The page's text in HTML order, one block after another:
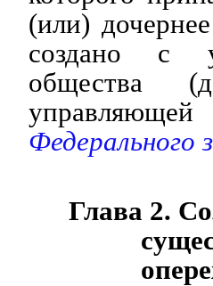
(или)
создано с
общества
Федерального
Глава 2.